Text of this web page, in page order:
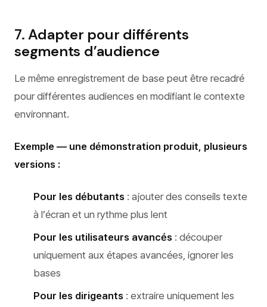
7. Adapter pour différents
segments d’audience
Le même enregistrement de base peut être recadré
pour différentes audiences en modifiant le contexte
environnant.
Exemple — une démonstration produit, plusieurs
versions :
Pour les débutants : ajouter des conseils texte
à l’écran et un rythme plus lent
Pour les utilisateurs avancés : découper
uniquement aux étapes avancées, ignorer les
bases
Pour les dirigeants : extraire uniquement les